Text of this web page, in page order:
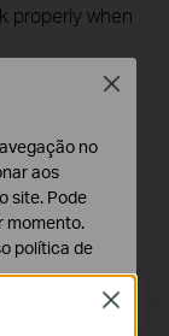
properly when
Inscreva-seClose
no
aos
site. Pode
momento.
política de
Close